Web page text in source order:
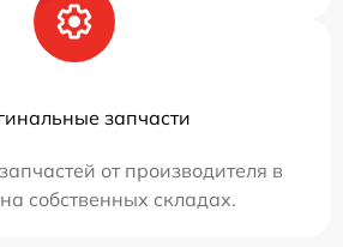
запчасти
от производителя в
собственных складах.